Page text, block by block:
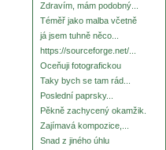
Zdravím, mám podobný...
Téměř jako malba včetně
já jsem tuhně něco...
https://sourceforge.net/...
Oceňuji fotografickou
Taky bych se tam rád...
Poslední paprsky...
Pěkně zachycený okamžik.
Zajímavá kompozice,...
Snad z jiného úhlu